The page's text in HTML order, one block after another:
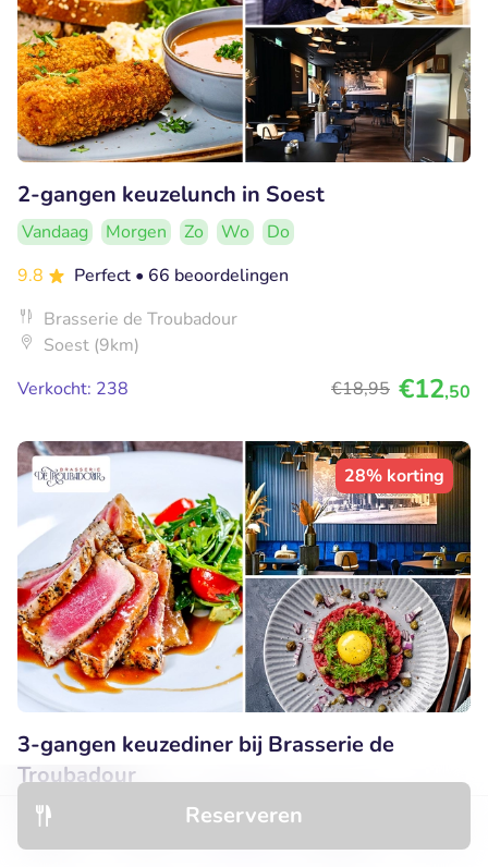
Reserveren
2-gangen keuzelunch in Soest
Vandaag Morgen Zo Wo
Do
9.8
Perfect • 66 beoordelingen
Brasserie de Troubadour
Soest (9km)
Verkocht: 238
€18,95 €12,50
28% korting
3-gangen keuzediner bij Brasserie de
Troubadour
Zo
Do
9.8
Perfect• 66 beoordelingen